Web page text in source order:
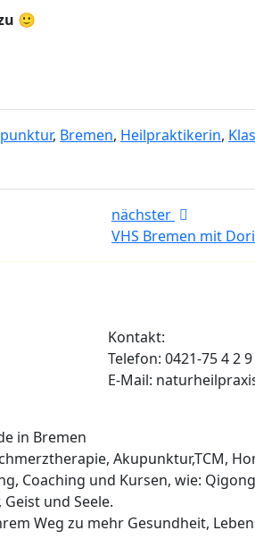
🙂
, Bremen, Heilpraktikerin,
nächster
VHS Bremen mit
Kontakt:
Telefon: 0421-75 4 2 9
E-Mail:
in Bremen
Akupunktur,TCM,
Coaching und Kursen, wie:
und Seele.
Weg zu mehr Gesundheit,